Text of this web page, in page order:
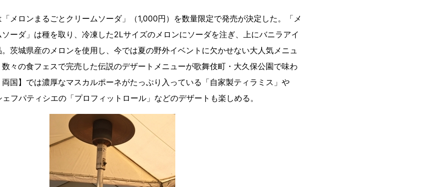
メロンまるごとクリームソーダ」（1,000円）を数量限定で発売が決定した。「メ
ーダ」は種を取り、冷凍した2Lサイズのメロンにソーダを注ぎ、上にバニラアイ
茨城県産のメロンを使用し、今では夏の野外イベントに欠かせない大人気メニュ
々の食フェスで完売した伝説のデザートメニューが歌舞伎町・大久保公園で味わ
国】では濃厚なマスカルポーネがたっぷり入っている「自家製ティラミス」や
ェフパティシエの「プロフィットロール」などのデザートも楽しめる。